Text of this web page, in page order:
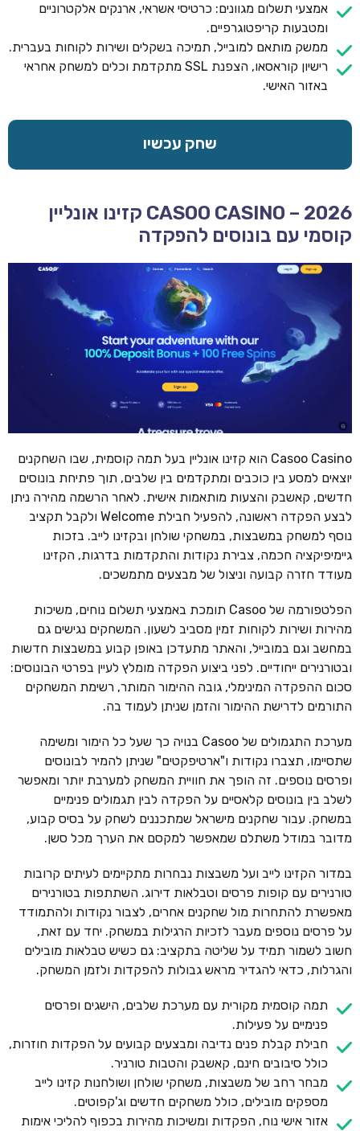
אמצעי תשלום מגוונים: כרטיסי אשראי, ארנקים אלקטרוניים
ומטבעות קריפטוגרפיים.
ממשק מותאם למובייל, תמיכה בשקלים ושירות לקוחות בעברית.
רישיון קוראסאו, הצפנת SSL מתקדמת וכלים למשחק אחראי
באזור האישי.
שחק עכשיו
CASOO CASINO – 2026 קזינו אונליין
קוסמי עם בונוסים להפקדה
Casoo Casino הוא קזינו אונליין בעל תמה קוסמית, שבו השחקנים
יוצאים למסע בין כוכבים ומתקדמים בין שלבים, תוך פתיחת בונוסים
חדשים, קאשבק והצעות מותאמות אישית. לאחר הרשמה מהירה ניתן
לבצע הפקדה ראשונה, להפעיל חבילת Welcome ולקבל תקציב
נוסף למשחק במשבצות, במשחקי שולחן ובקזינו לייב. בזכות
גיימיפיקציה חכמה, צבירת נקודות והתקדמות בדרגות, הקזינו
מעודד חזרה קבועה וניצול של מבצעים מתמשכים.
הפלטפורמה של Casoo תומכת באמצעי תשלום נוחים, משיכות
מהירות ושירות לקוחות זמין מסביב לשעון. המשחקים נגישים גם
במחשב וגם במובייל, והאתר מתעדכן באופן קבוע במשבצות חדשות
ובטורנירים ייחודיים. לפני ביצוע הפקדה מומלץ לעיין בפרטי הבונוסים:
סכום ההפקדה המינימלי, גובה ההימור המותר, רשימת המשחקים
התורמים לדרישת ההימור והזמן שניתן לעמוד בה.
מערכת התגמולים של Casoo בנויה כך שעל כל הימור ומשימה
שתסיימו, תצברו נקודות ו"ארטיפקטים" שניתן להמיר לבונוסים
ופרסים נוספים. זה הופך את חוויית המשחק למערבת יותר ומאפשר
לשלב בין בונוסים קלאסיים על הפקדה לבין תגמולים פנימיים
במשחק. עבור שחקנים מישראל שמתכננים לשחק על בסיס קבוע,
מדובר במודל משתלם שמאפשר למקסם את הערך מכל סשן.
במדור הקזינו לייב ועל משבצות נבחרות מתקיימים לעיתים קרובות
טורנירים עם קופות פרסים וטבלאות דירוג. השתתפות בטורנירים
מאפשרת להתחרות מול שחקנים אחרים, לצבור נקודות ולהתמודד
על פרסים נוספים מעבר לזכיות הרגילות במשחק. יחד עם זאת,
חשוב לשמור תמיד על שליטה בתקציב: גם כשיש טבלאות מובילים
והגרלות, כדאי להגדיר מראש גבולות להפקדות ולזמן המשחק.
תמה קוסמית מקורית עם מערכת שלבים, הישגים ופרסים
פנימיים על פעילות.
חבילת קבלת פנים נדיבה ומבצעים קבועים על הפקדות חוזרות,
כולל סיבובים חינם, קאשבק והטבות טורניר.
מבחר רחב של משבצות, משחקי שולחן ושולחנות קזינו לייב
מספקים מובילים, כולל משחקים חדשים וג'קפוטים.
אזור אישי נוח, הפקדות ומשיכות מהירות בכפוף להליכי אימות